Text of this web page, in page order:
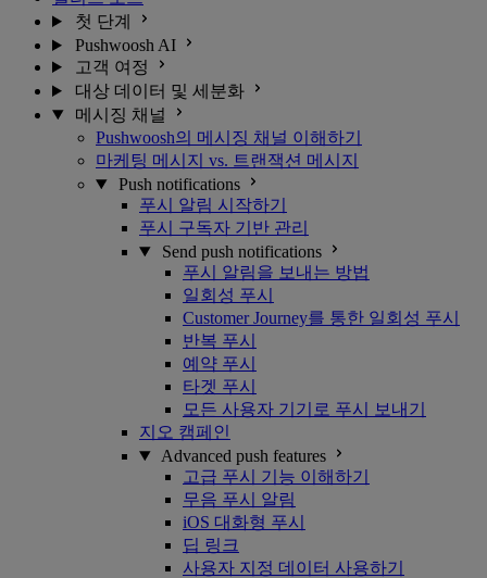
첫 단계
Pushwoosh AI
고객 여정
대상 데이터 및 세분화
메시징 채널
Pushwoosh의 메시징 채널 이해하기
마케팅 메시지 vs. 트랜잭션 메시지
Push notifications
푸시 알림 시작하기
푸시 구독자 기반 관리
Send push notifications
푸시 알림을 보내는 방법
일회성 푸시
Customer Journey를 통한 일회성 푸시
반복 푸시
예약 푸시
타겟 푸시
모든 사용자 기기로 푸시 보내기
지오 캠페인
Advanced push features
고급 푸시 기능 이해하기
무음 푸시 알림
iOS 대화형 푸시
딥 링크
사용자 지정 데이터 사용하기